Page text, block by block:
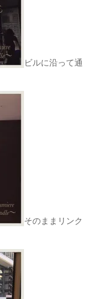
ビルに沿って通
そのままリンク